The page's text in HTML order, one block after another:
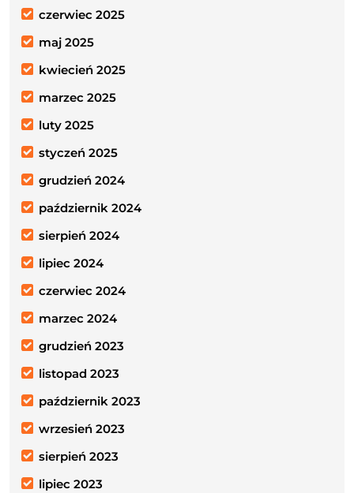
czerwiec 2025
maj 2025
kwiecień 2025
marzec 2025
luty 2025
styczeń 2025
grudzień 2024
październik 2024
sierpień 2024
lipiec 2024
czerwiec 2024
marzec 2024
grudzień 2023
listopad 2023
październik 2023
wrzesień 2023
sierpień 2023
lipiec 2023